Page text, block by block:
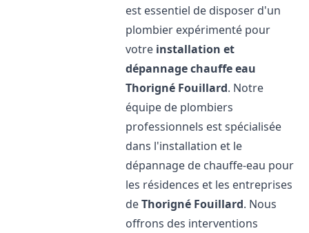
est essentiel de disposer d'un
plombier expérimenté pour
votre installation et
dépannage chauffe eau
Thorigné Fouillard. Notre
équipe de plombiers
professionnels est spécialisée
dans l'installation et le
dépannage de chauffe-eau pour
les résidences et les entreprises
deThorigné Fouillard. Nous
offrons des interventions